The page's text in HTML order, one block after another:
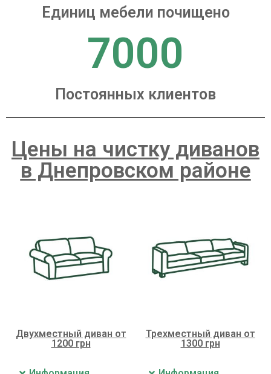
Единиц мебели почищено
7000
Постоянных клиентов
Цены на чистку диванов
в Днепровском районе
Двухместный диван от
1200 грн
Трехместный диван от
1300 грн